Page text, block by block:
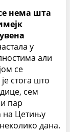
нема шта
у
али
се
стога што
сем
пар
на Цетињу
дана.